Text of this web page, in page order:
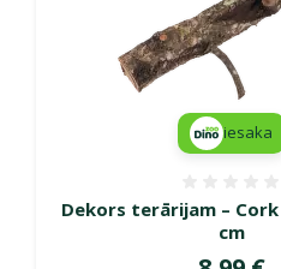
Dekors terārijam –
cm
iesaka